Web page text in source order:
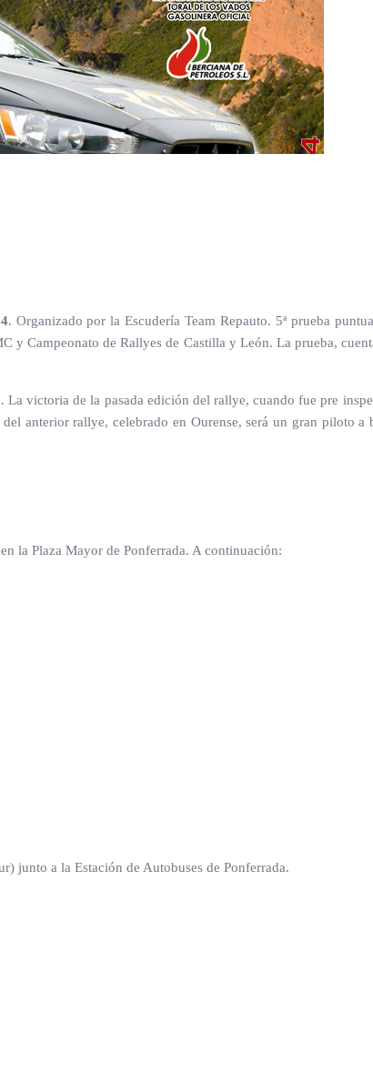
. Organizado por la Escudería Team Repauto. 5ª prueba
y Campeonato de Rallyes de Castilla y León. La prueba,
victoria de la pasada edición del rallye, cuando fue pre
anterior rallye, celebrado en Ourense, será un gran piloto
la Plaza Mayor de Ponferrada. A continuación:
junto a la Estación de Autobuses de Ponferrada.